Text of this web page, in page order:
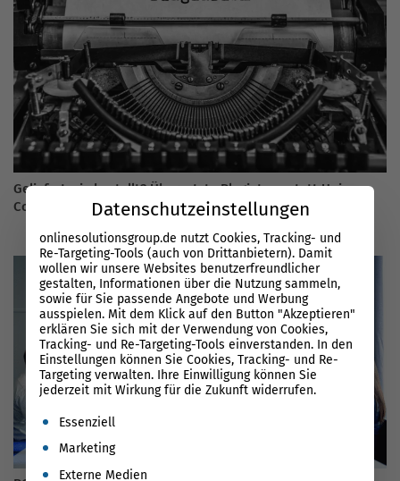
Geliefert wie bestellt? Übersetzte Plagiate anstatt Unique
Content
Datenschutzeinstellungen
onlinesolutionsgroup.de nutzt Cookies, Tracking- und
Re-Targeting-Tools (auch von Drittanbietern). Damit
wollen wir unsere Websites benutzerfreundlicher
gestalten, Informationen über die Nutzung sammeln,
sowie für Sie passende Angebote und Werbung
ausspielen. Mit dem Klick auf den Button "Akzeptieren"
erklären Sie sich mit der Verwendung von Cookies,
Tracking- und Re-Targeting-Tools einverstanden. In den
Einstellungen können Sie Cookies, Tracking- und Re-
Targeting verwalten. Ihre Einwilligung können Sie
jederzeit mit Wirkung für die Zukunft widerrufen.
Es folgt eine Liste der Service-Gruppen, für die eine
Essenziell
Marketing
Externe Medien